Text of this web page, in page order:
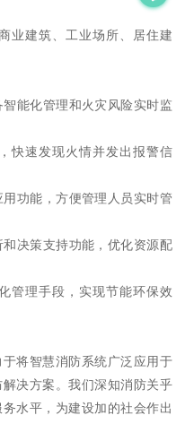
业建筑、工业场所、居住建
能化管理和火灾风险实时监
快速发现火情并发出报警信
功能，方便管理人员实时管
决策支持功能，优化资源配
管理手段，实现节能环保效
将智慧消防系统广泛应用于
决方案。我们深知消防关乎
水平，为建设加的社会作出